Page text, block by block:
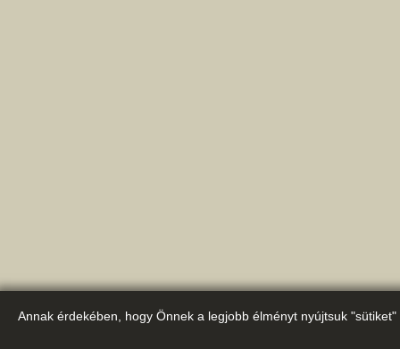
Annak érdekében, hogy Önnek a legjobb élményt nyújtsuk